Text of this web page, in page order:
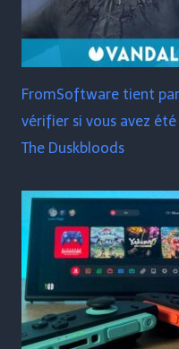
FromSoftware tient
vérifier si vous avez
The Duskbloods